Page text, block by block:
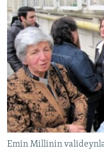
ARAŞDIRMA
MULTIMEDIA
VIDEO
FOTOQALEREYA
İNFOQRAFIKA
KARIKATURA
RADIO ARXIV
OXU ZALI
AZƏRBAYCAN
İSLAM VƏ DEMOKRATIYA
İZ - MƏDƏNIYYƏT
HAQQIMIZDA
MISSIYAMIZ
PEŞƏ ETIKASI VƏ
MATERIALLARIMIZDAN
BIZI IZLƏ
Emin Millinin